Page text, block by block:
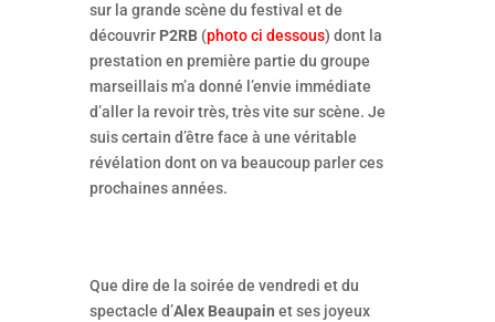
sur la grande scène du festival et de
découvrir P2RB (photo ci dessous) dont la
prestation en première partie du groupe
marseillais m’a donné l’envie immédiate
d’aller la revoir très, très vite sur scène. Je
suis certain d’être face à une véritable
révélation dont on va beaucoup parler ces
prochaines années.
Que dire de la soirée de vendredi et du
spectacle d’Alex Beaupain et ses joyeux